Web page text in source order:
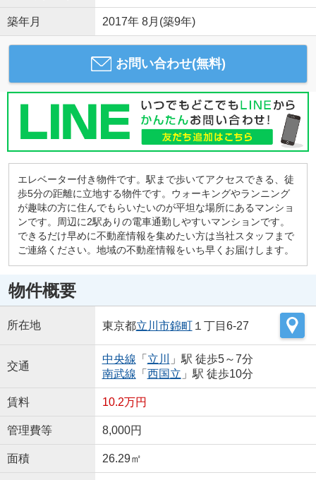
築年月 2017年 8月(築9年)
お問い合わせ(無料)
エレベーター付き物件です。駅まで歩いてアクセスできる、徒
歩5分の距離に立地する物件です。ウォーキングやランニング
が趣味の方に住んでもらいたいのが平坦な場所にあるマンショ
ンです。周辺に2駅ありの電車通勤しやすいマンションです。
できるだけ早めに不動産情報を集めたい方は当社スタッフまで
ご連絡ください。地域の不動産情報をいち早くお届けします。
物件概要
所在地 東京都立川市錦町１丁目6-27
交通
中央線 「 立川
」駅 徒歩5～7分
南武線 「 西国立 」駅 徒歩10分
賃料 10.2万円
管理費等 8,000円
面積 26.29㎡